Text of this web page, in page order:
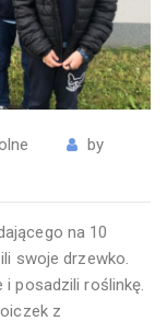
by
na 10
swoje drzewko.
i posadzili roślinkę.
z